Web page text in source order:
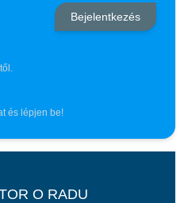
és lépjen be!
O RADU